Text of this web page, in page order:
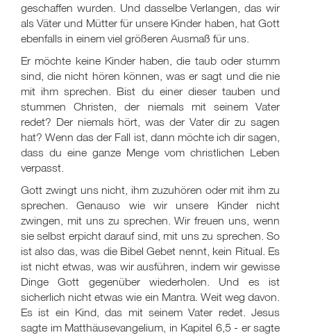
geschaffen wurden. Und dasselbe Verlangen, das wir
als Väter und Mütter für unsere Kinder haben, hat Gott
ebenfalls in einem viel größeren Ausmaß für uns.
Er möchte keine Kinder haben, die taub oder stumm
sind, die nicht hören können, was er sagt und die nie
mit ihm sprechen. Bist du einer dieser tauben und
stummen Christen, der niemals mit seinem Vater
redet? Der niemals hört, was der Vater dir zu sagen
hat? Wenn das der Fall ist, dann möchte ich dir sagen,
dass du eine ganze Menge vom christlichen Leben
verpasst.
Gott zwingt uns nicht, ihm zuzuhören oder mit ihm zu
sprechen. Genauso wie wir unsere Kinder nicht
zwingen, mit uns zu sprechen. Wir freuen uns, wenn
sie selbst erpicht darauf sind, mit uns zu sprechen. So
ist also das, was die Bibel Gebet nennt, kein Ritual. Es
ist nicht etwas, was wir ausführen, indem wir gewisse
Dinge Gott gegenüber wiederholen. Und es ist
sicherlich nicht etwas wie ein Mantra. Weit weg davon.
Es ist ein Kind, das mit seinem Vater redet. Jesus
sagte im Matthäusevangelium, in Kapitel 6,5 - er sagte